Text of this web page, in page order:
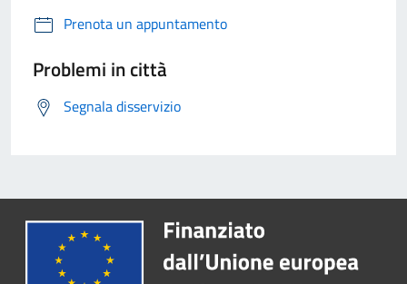
Prenota un appuntamento
Problemi in città
Segnala disservizio